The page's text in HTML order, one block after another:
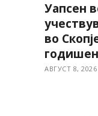
Уапсен
во
АВГУСТ 8, 2026